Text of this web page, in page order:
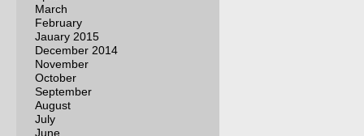
March
February
Jauary 2015
December 2014
November
October
September
August
July
June